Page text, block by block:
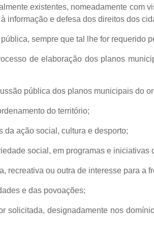
existentes, nomeadamente com
informação e defesa dos direitos dos
sempre que tal lhe for requerido
de elaboração dos planos
pública dos planos municipais do
do território;
da ação social, cultura e desporto;
social, em programas e iniciativas
recreativa ou outra de interesse para a
e das povoações;
solicitada, designadamente nos